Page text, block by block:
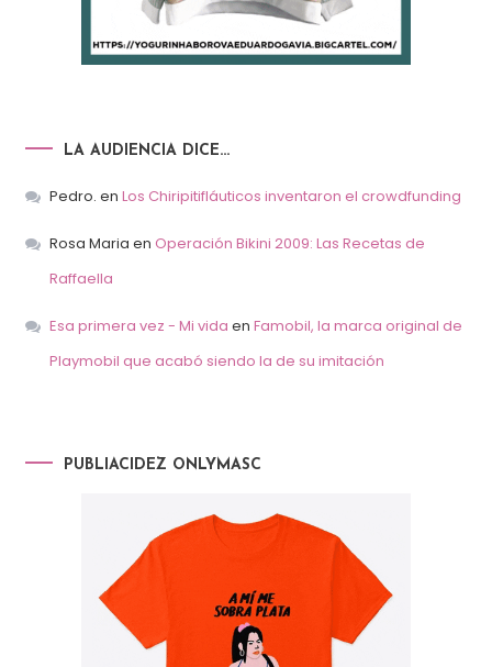
LA AUDIENCIA DICE…
Pedro. en Los Chiripitifláuticos inventaron el crowdfunding
Rosa Maria en Operación Bikini 2009: Las Recetas de
Raffaella
Esa primera vez - Mi vida en Famobil, la marca original de
Playmobil que acabó siendo la de su imitación
PUBLIACIDEZ ONLYMASC